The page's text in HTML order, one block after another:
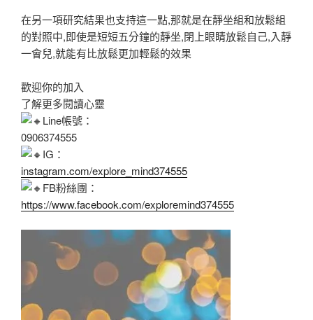
在另一項研究結果也支持這一點,那就是在靜坐組和放鬆組
的對照中,即使是短短五分鐘的靜坐,閉上眼睛放鬆自己,入靜
一會兒,就能有比放鬆更加輕鬆的效果
歡迎你的加入
了解更多閱讀心靈
Line帳號：
0906374555
IG：
instagram.com/explore_mind374555
FB粉絲團 ：
https://www.facebook.com/exploremind374555